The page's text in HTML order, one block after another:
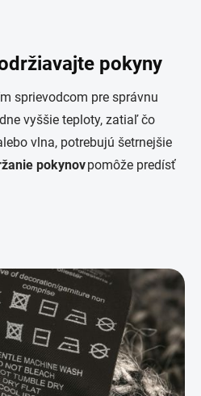
pokyny
sprievodcom pre správnu
vyššie teploty, zatiaľ čo
vlna, potrebujú šetrnejšie
pokynovpomôže predísť